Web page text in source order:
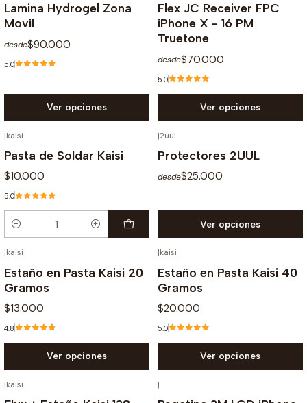
Lamina Hydrogel Zona
Movil
desde$90.000
5.0
Ver opciones
Flex JC Receiver FPC
iPhone X - 16 PM
Truetone
desde$70.000
5.0
Ver opciones
|kaisi
Pasta de Soldar Kaisi
$10.000
5.0
Cantidad
|2uul
Protectores 2UUL
desde$25.000
Ver opciones
|kaisi
Estaño en Pasta Kaisi 20
Gramos
$13.000
4.8
Ver opciones
|kaisi
Estaño en Pasta Kaisi 40
Gramos
$20.000
5.0
Ver opciones
|kaisi |